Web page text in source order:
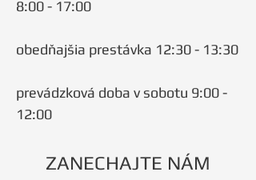
8:00 - 17:00
obedňajšia prestávka 12:30 - 13:30
prevádzková doba v sobotu 9:00 -
12:00
ZANECHAJTE NÁM